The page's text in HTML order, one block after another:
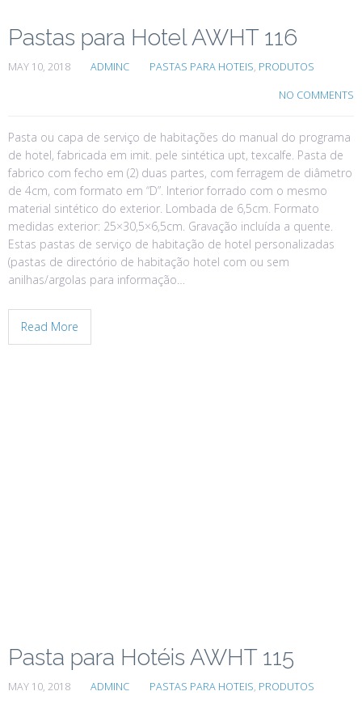
Pastas para Hotel AWHT 116
MAY 10, 2018 ADMINC PASTAS PARA HOTEIS, PRODUTOS
NO COMMENTS
Pasta ou capa de serviço de habitações do manual do programa
de hotel, fabricada em imit. pele sintética upt, texcalfe. Pasta de
fabrico com fecho em (2) duas partes, com ferragem de diâmetro
de 4cm, com formato em “D”. Interior forrado com o mesmo
material sintético do exterior. Lombada de 6,5cm. Formato
medidas exterior: 25×30,5×6,5cm. Gravação incluída a quente.
Estas pastas de serviço de habitação de hotel personalizadas
(pastas de directório de habitação hotel com ou sem
anilhas/argolas para informação…
Read More
Pasta para Hotéis AWHT 115
MAY 10, 2018 ADMINC PASTAS PARA HOTEIS, PRODUTOS